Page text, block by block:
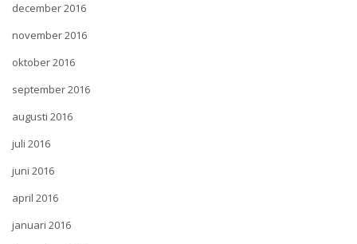
december 2016
november 2016
oktober 2016
september 2016
augusti 2016
juli 2016
juni 2016
april 2016
januari 2016